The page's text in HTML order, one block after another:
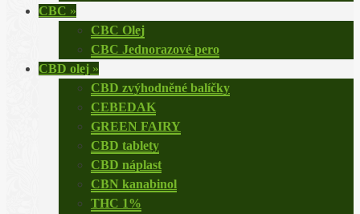
CBC »
CBC Olej
CBC Jednorazové pero
CBD olej »
CBD zvýhodněné balíčky
CEBEDAK
GREEN FAIRY
CBD tablety
CBD náplast
CBN kanabinol
THC 1%